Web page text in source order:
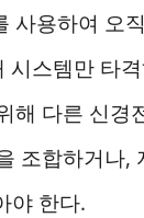
사용하여 오
시스템만 타
해 다른 신경
조합하거나,
야 한다.